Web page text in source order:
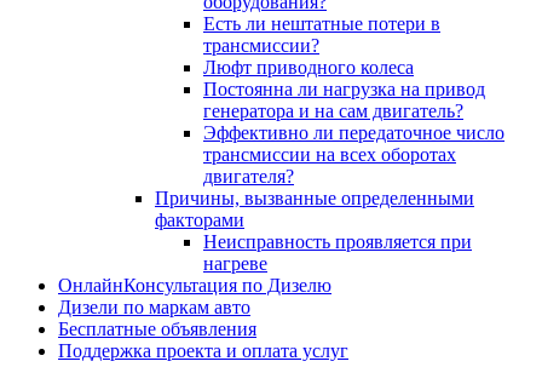
Есть ли нештатные потери в
трансмиссии?
Люфт приводного колеса
Постоянна ли нагрузка на привод
генератора и на сам двигатель?
Эффективно ли передаточное число
трансмиссии на всех оборотах
двигателя?
Причины, вызванные определенными
факторами
Неисправность проявляется при
нагреве
ОнлайнКонсультация по Дизелю
Дизели по маркам авто
Бесплатные объявления
Поддержка проекта и оплата услуг